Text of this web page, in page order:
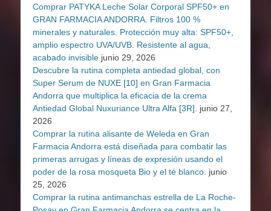
Comprar PATYKA Leche Solar Corporal SPF50+ en
GRAN FARMACIA ANDORRA. Filtros 100 %
minerales y naturales. Protección muy alta: SPF50+,
amplio espectro UVA/UVB. Resistente al agua,
acabado invisible junio 29, 2026
Descubre la rutina completa antiedad global, con
Super Serum de NUXE [10] en Gran Farmacia
Andorra que multiplica la eficacia de la crema
Antiedad Global Nuxuriance Ultra Alfa [3R].
junio 27,
2026
Comprar la rutina alisante de Weleda en Gran
Farmacia Andorra está diseñada para combatir las
primeras arrugas y líneas de expresión usando el
poder de la rosa mosqueta Bio y el té blanco. junio
25, 2026
Comprar la rutina antimanchas estrella de La Roche-